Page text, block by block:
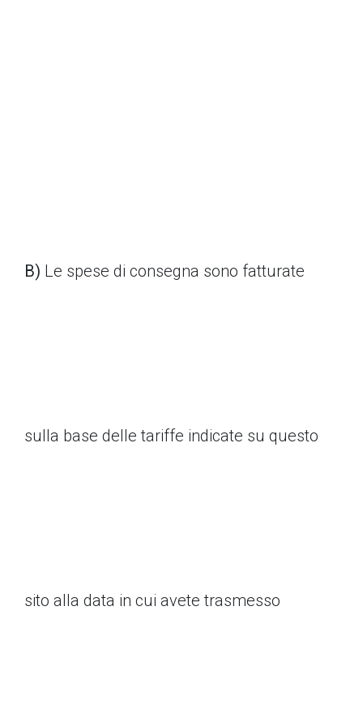
B) Le spese di consegna sono fatturate
sulla base delle tariffe indicate su questo
sito alla data in cui avete trasmesso